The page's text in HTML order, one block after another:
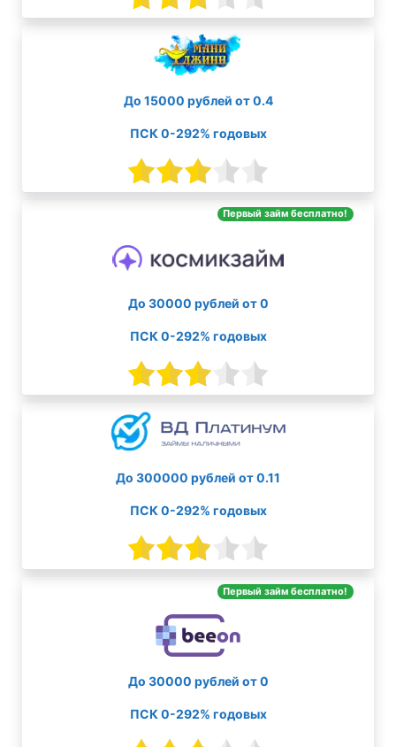
До 15000 рублей от 0.4
ПСК 0-292% годовых
Первый займ бесплатно!
До 30000 рублей от 0
ПСК 0-292% годовых
До 300000 рублей от 0.11
ПСК 0-292% годовых
Первый займ бесплатно!
До 30000 рублей от 0
ПСК 0-292% годовых